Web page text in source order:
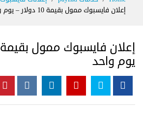
إعلان فايسبوك ممول بقيمة 10 دولار – يوم واحد
يوم واحد